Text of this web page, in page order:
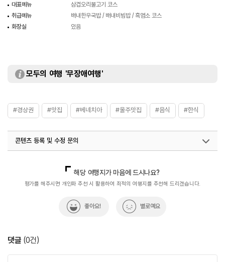
대표메뉴
삼겹오리불고기 코스
취급메뉴
배내한우국밥 / 배내비빔밥 / 흑염소 코스
화장실
있음
모두의 여행 '무장애여행'
#경상권 #맛집 #베네치아 #울주맛집 #음식 #한식
콘텐츠 등록 및 수정 문의
해당 여행지가 마음에 드시나요?
평가를 해주시면 개인화 추천 시 활용하여 최적의 여행지를 추천해 드리겠습니다.
좋아요! 별로예요
댓글 (0건)